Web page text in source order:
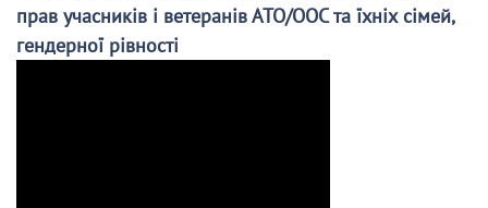
прав учасників і ветеранів АТО/ООС та їхніх сімей,
гендерної рівності